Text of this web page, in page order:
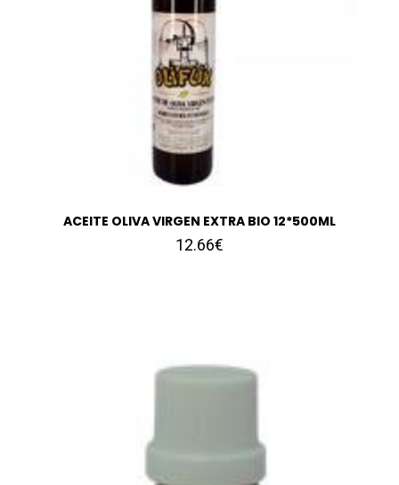
ACEITE OLIVA VIRGEN EXTRA BIO 12*500ML
12.66€